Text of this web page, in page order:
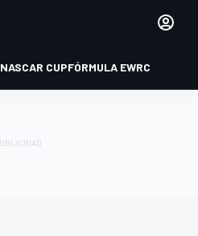
NASCAR CUPFÓRMULA EWRC